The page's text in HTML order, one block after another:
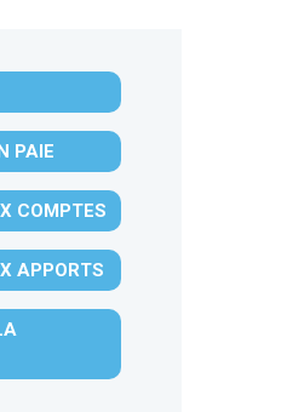
PAIE
COMPTES
APPORTS